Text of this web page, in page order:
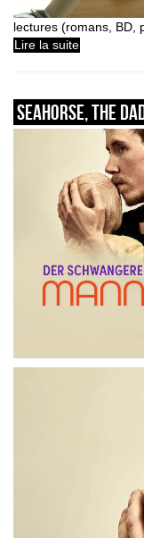
lectures (romans,
Lire la suite
Seahorse, the